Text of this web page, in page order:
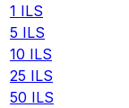
1 ILS
5 ILS
10 ILS
25 ILS
50 ILS